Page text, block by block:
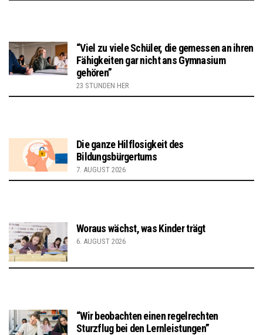
“Viel zu viele Schüler, die gemessen an ihren
Fähigkeiten gar nicht ans Gymnasium
gehören”
23 STUNDEN HER
Die ganze Hilflosigkeit des
Bildungsbürgertums
7. AUGUST 2026
Woraus wächst, was Kinder trägt
6. AUGUST 2026
“Wir beobachten einen regelrechten
Sturzflug bei den Lernleistungen”